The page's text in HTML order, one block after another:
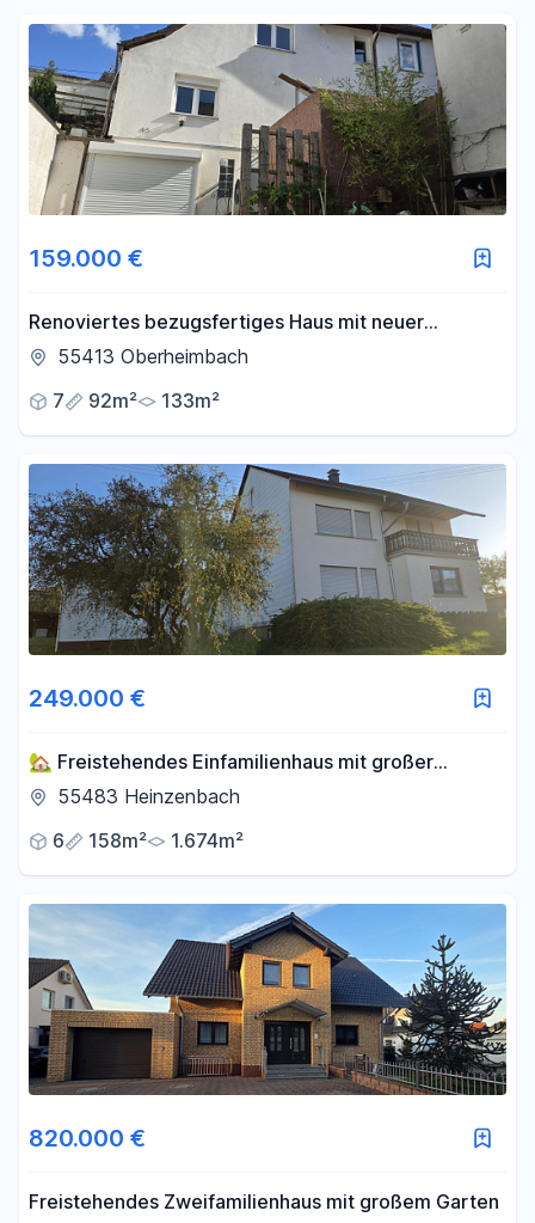
159.000 €
Renoviertes bezugsfertiges Haus mit neuer
Wärmepumpe & Energieklasse A - provisionsf. -
55413 Oberheimbach
7
92m² 133m²
249.000 €
🏡 Freistehendes Einfamilienhaus mit großer
Scheune auf 1.674 m² Grundstück
55483 Heinzenbach
6
158m² 1.674m²
820.000 €
Freistehendes Zweifamilienhaus mit großem Garten